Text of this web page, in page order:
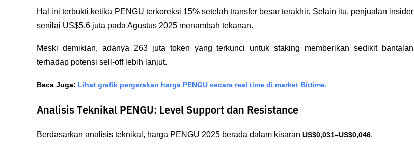
Hal ini terbukti ketika PENGU terkoreksi 15% setelah transfer besar terakhir. Selain itu, penjualan insider
senilai US$5,6 juta pada Agustus 2025 menambah tekanan.
Meski demikian, adanya 263 juta token yang terkunci untuk staking memberikan sedikit bantalan
terhadap potensi sell-off lebih lanjut.
Baca Juga: Lihat grafik pergerakan harga PENGU secara real time di market Bittime.
Analisis Teknikal PENGU: Level Support dan Resistance
Berdasarkan analisis teknikal, harga PENGU 2025 berada dalam kisaran US$0,031–US$0,046.